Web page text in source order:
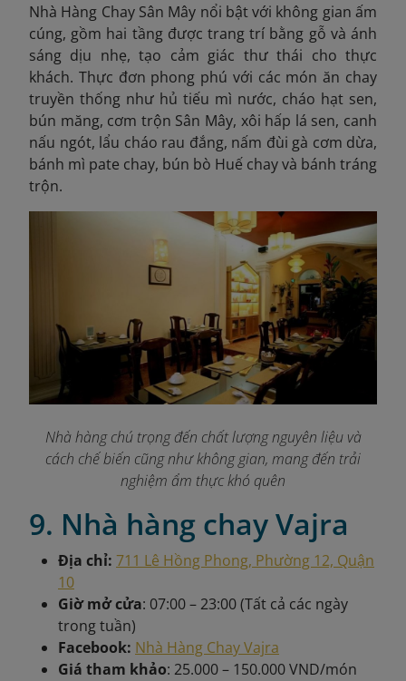
Nhà Hàng Chay Sân Mây nổi bật với không gian ấm
cúng, gồm hai tầng được trang trí bằng gỗ và ánh
sáng dịu nhẹ, tạo cảm giác thư thái cho thực
khách. Thực đơn phong phú với các món ăn chay
truyền thống như hủ tiếu mì nước, cháo hạt sen,
bún măng, cơm trộn Sân Mây, xôi hấp lá sen, canh
nấu ngót, lẩu cháo rau đắng, nấm đùi gà cơm dừa,
bánh mì pate chay, bún bò Huế chay và bánh tráng
trộn.
Nhà hàng chú trọng đến chất lượng nguyên liệu và
cách chế biến cũng như không gian, mang đến trải
nghiệm ẩm thực khó quên
9. Nhà hàng chay Vajra
Địa chỉ: 711 Lê Hồng Phong, Phường 12, Quận
10
Giờ mở cửa: 07:00 – 23:00 (Tất cả các ngày
trong tuần)
Facebook: Nhà Hàng Chay Vajra
Giá tham khảo: 25.000 – 150.000 VND/món